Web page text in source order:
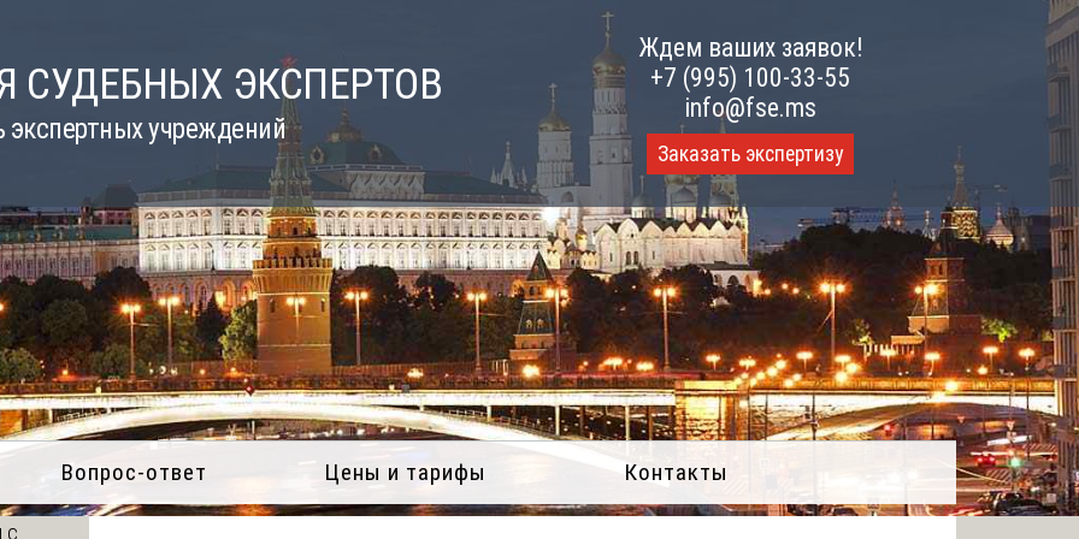
СУДЕБНЫХ ЭКСПЕРТОВ
экспертных учреждений
Ждем ваших заявок!
+7 (995) 100-33-55
info@fse.ms
Заказать экспертизу
Вопрос-ответ Цены и тарифы Контакты
с